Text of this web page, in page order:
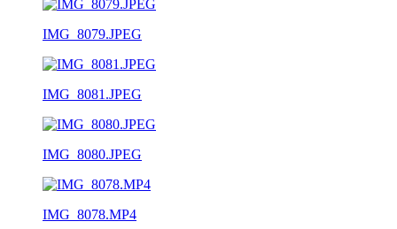
IMG_8079.JPEG
IMG_8081.JPEG
IMG_8080.JPEG
IMG_8078.MP4